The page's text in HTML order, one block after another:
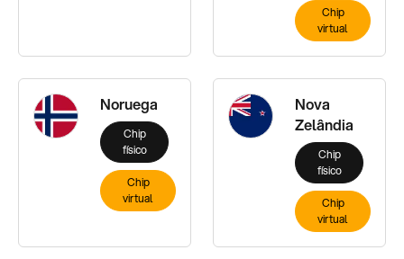
Chip
virtual
Noruega
Chip
físico
Chip
virtual
Nova
Zelândia
Chip
físico
Chip
virtual